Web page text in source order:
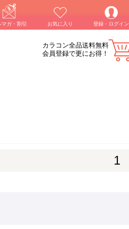
マガ・割引 お気に入り 登録・ログイン
カラコン全品送料無料
会員登録で更にお得！
1